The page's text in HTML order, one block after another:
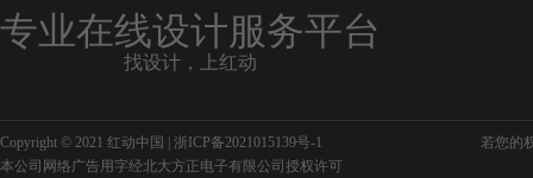
专业在线设计服务平台
找设计，上红动
Copyright © 2021 红动中国 | 浙ICP备2021015139号-1
若您的
本公司网络广告用字经北大方正电子有限公司授权许可